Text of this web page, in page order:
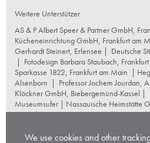
We use cookies and other
Weitere Unterstützer
AS & P Albert Speer & Partner GmbH,
Kücheneinrichtung GmbH, Frankfurt am
Gerhardt Steinert, Erlensee | Deutsche
| Fotodesign Barbara Staubach,
Sparkasse 1822, Frankfurt am Main |
Alsenborn | Professor Jochem Jourdan,
Klöckner GmbH, Biebergemünd-Kassel |
Museumsufer | Nassauische Heimstätte
Naumburg Restaurierungswerkstatt,
Landschaftsbau GmbH+Co KG, Frankfurt